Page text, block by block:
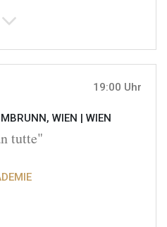
19:00 Uhr
WIEN | WIEN
tutte"